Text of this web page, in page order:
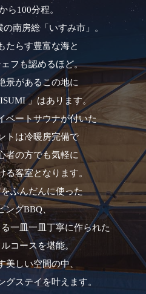
ら100分程。
南房総「いすみ市」。
たらす豊富な海と
フも認めるほど。
景があるこの地に
」はあります。
ベートサウナが付いた
トは冷暖房完備で
者の方でも気軽に
る客室となります。
ふんだんに使った
ングBBQ、
一皿一皿丁寧に作られた
コースを堪能。
美しい空間の中、
グステイを叶えます。